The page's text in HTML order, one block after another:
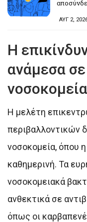
ΑΥΓ 2,
Η
ανάμεσα
Η μελέτη
περιβαλλοντικών
νοσοκομεία, όπου
καθημερινή. Τα
νοσοκομειακά
ανθεκτικά σε
όπως οι